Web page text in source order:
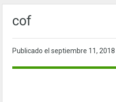
cof
Publicado el septiembre 11, 2018